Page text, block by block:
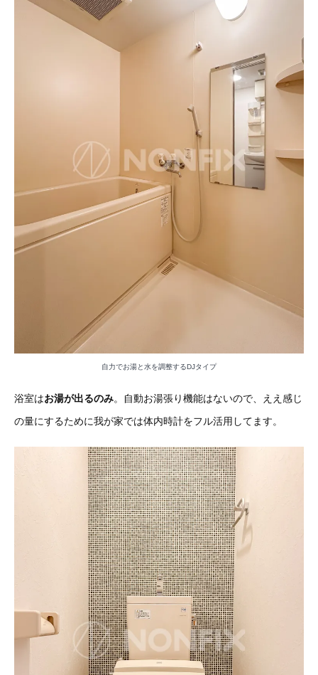
自力でお湯と水を調整するDJタイプ
浴室はお湯が出るのみ。自動お湯張り機能はないので、ええ感じ
の量にするために我が家では体内時計をフル活用してます。